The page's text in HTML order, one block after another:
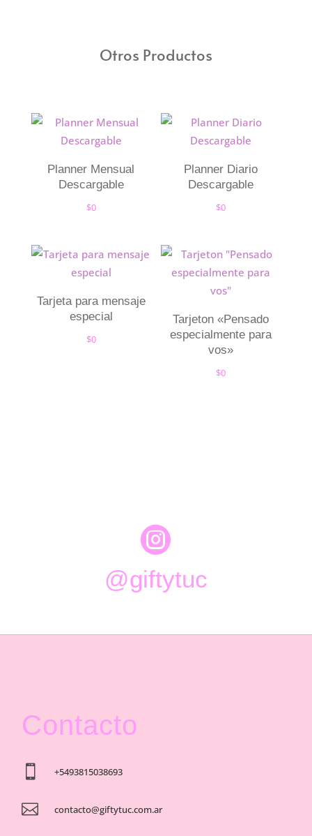
Otros Productos
Planner Mensual
Descargable
$0
Planner Diario
Descargable
$0
Tarjeta para mensaje
especial
$0
Tarjeton «Pensado
especialmente para
vos»
$0

@giftytuc
Contacto
 +5493815038693
 contacto@giftytuc.com.ar